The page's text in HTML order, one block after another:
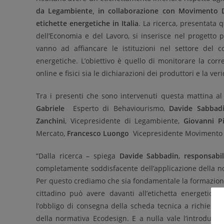
da Legambiente, in collaborazione con
etichette energetiche in Italia. La ricerca, presentata
dell’Economia e del Lavoro, si inserisce nel
vanno ad affiancare le istituzioni nel settore del
energetiche. L’obiettivo è quello di monitorare la
online e fisici sia le dichiarazioni dei produttori e la
Tra i presenti che sono intervenuti questa mattina al
Gabriele ­ Esperto di Behaviourismo, Davide
Zanchini, Vicepresidente di Legambiente, Giovanni
Mercato, Francesco Luongo Vicepresidente
“Dalla ricerca – spiega Davide Sabbadin,
completamente soddisfacente dell’applicazione
Per questo crediamo che sia fondamentale la
cittadino può avere davanti all’etichetta
l’obbligo di consegna della scheda tecnica a
della normativa Ecodesign. E a nulla vale